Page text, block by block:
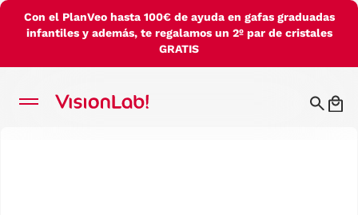
Con el PlanVeo hasta 100€ de ayuda en gafas graduadas
infantiles y además, te regalamos un 2º par de cristales
GRATIS